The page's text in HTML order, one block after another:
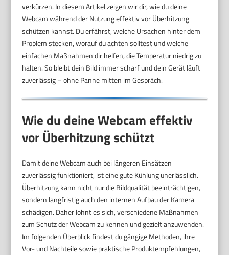
verkürzen. In diesem Artikel zeigen wir dir, wie du deine
Webcam während der Nutzung effektiv vor Überhitzung
schützen kannst. Du erfährst, welche Ursachen hinter dem
Problem stecken, worauf du achten solltest und welche
einfachen Maßnahmen dir helfen, die Temperatur niedrig zu
halten. So bleibt dein Bild immer scharf und dein Gerät läuft
zuverlässig – ohne Panne mitten im Gespräch.
Wie du deine Webcam effektiv
vor Überhitzung schützt
Damit deine Webcam auch bei längeren Einsätzen
zuverlässig funktioniert, ist eine gute Kühlung unerlässlich.
Überhitzung kann nicht nur die Bildqualität beeinträchtigen,
sondern langfristig auch den internen Aufbau der Kamera
schädigen. Daher lohnt es sich, verschiedene Maßnahmen
zum Schutz der Webcam zu kennen und gezielt anzuwenden.
Im folgenden Überblick findest du gängige Methoden, ihre
Vor- und Nachteile sowie praktische Produktempfehlungen,